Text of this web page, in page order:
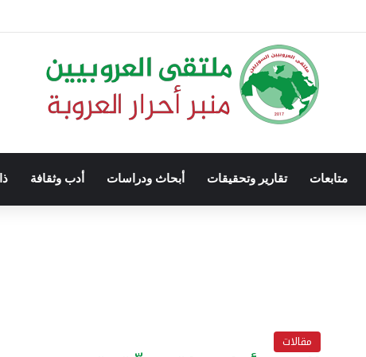
متابعات تقارير وتحقيقات أبحاث ودراسات أدب وثقافة
مقالات